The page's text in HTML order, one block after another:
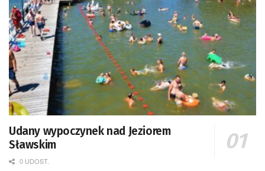
Udany wypoczynek nad Jeziorem
Sławskim
0 UDOST.